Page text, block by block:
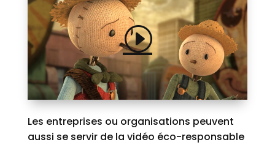
Les entreprises ou organisations peuvent
aussi se servir de la vidéo éco-responsable